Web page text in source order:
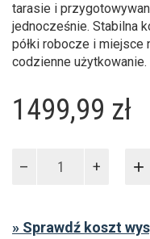
tarasie i
jednocześnie. Stabilna
półki robocze i miejsce
codzienne użytkowanie.
1499,99 zł
PRO
» Sprawdź koszt